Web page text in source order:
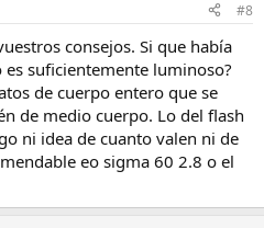
#8
consejos. Si que había
suficientemente luminoso?
de cuerpo entero que se
de medio cuerpo. Lo del flash
ni idea de cuanto valen ni de
eo sigma 60 2.8 o el